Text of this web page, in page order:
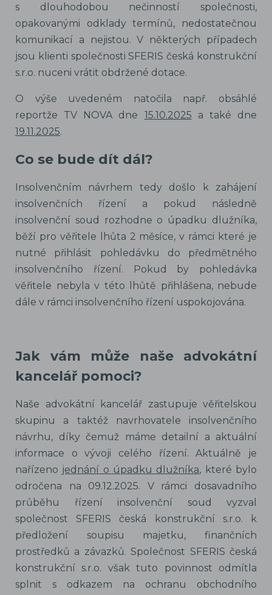
s dlouhodobou nečinností společnosti,
opakovanými odklady termínů, nedostatečnou
komunikací a nejistou. V některých případech
jsou klienti společnosti SFERIS česká konstrukční
s.r.o. nuceni vrátit obdržené dotace.
O výše uvedeném natočila např. obsáhlé
reportže TV NOVA dne 15.10.2025 a také dne
19.11.2025.
Co se bude dít dál?
Insolvenčním návrhem tedy došlo k zahájení
insolvenčních řízení a pokud následně
insolvenční soud rozhodne o úpadku dlužníka,
běží pro věřitele lhůta 2 měsíce, v rámci které je
nutné přihlásit pohledávku do předmětného
insolvenčního řízení. Pokud by pohledávka
věřitele nebyla v této lhůtě přihlášena, nebude
dále v rámci insolvenčního řízení uspokojována.
Jak vám může naše advokátní
kancelář pomoci?
Naše advokátní kancelář zastupuje věřitelskou
skupinu a taktéž navrhovatele insolvenčního
návrhu, díky čemuž máme detailní a aktuální
informace o vývoji celého řízení. Aktuálně je
nařízeno jednání o úpadku dlužníka, které bylo
odročena na 09.12.2025. V rámci dosavadního
průběhu řízení insolvenční soud vyzval
společnost SFERIS česká konstrukční s.r.o. k
předložení soupisu majetku, finančních
prostředků a závazků. Společnost SFERIS česká
konstrukční s.r.o. však tuto povinnost odmítla
splnit s odkazem na ochranu obchodního